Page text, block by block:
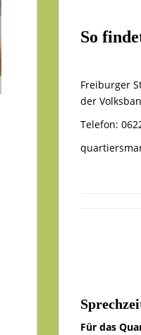
So
Freiburger
der
Telefon:
Für das